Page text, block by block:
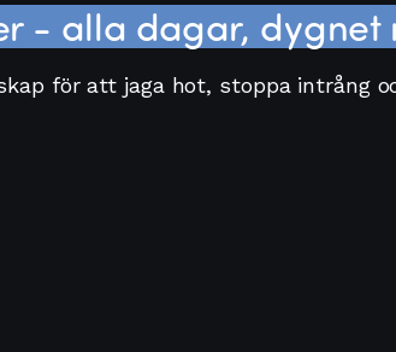
- alla dagar, dygnet
för att jaga hot, stoppa intrång